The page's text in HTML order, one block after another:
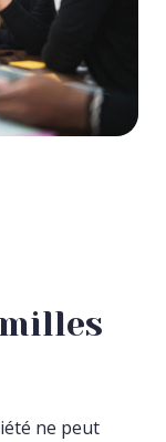
ne peut